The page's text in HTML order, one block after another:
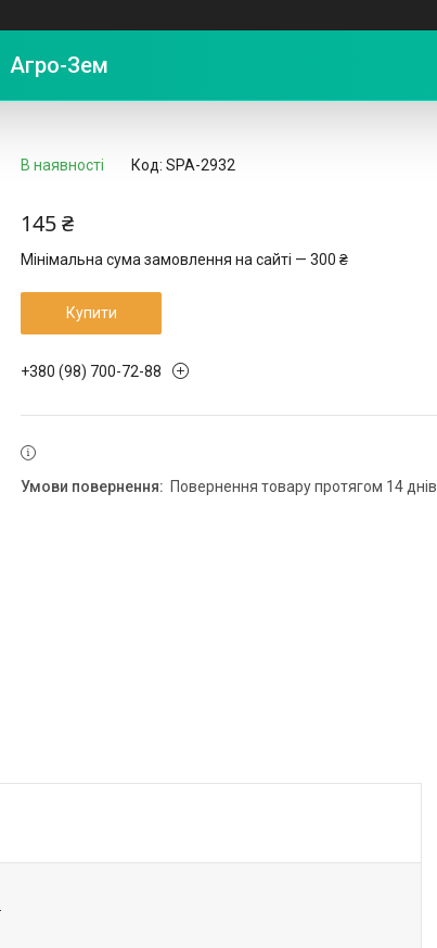
Агро-Зем
В наявності Код: SPA-2932
145 ₴
Мінімальна сума замовлення на сайті — 300 ₴
Купити
+380 (98) 700-72-88
повернення товару протягом 14 днів